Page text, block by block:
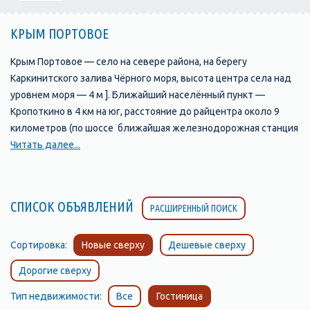
КРЫМ ПОРТОВОЕ
Крым Портовое — село на севере района, на берегу
Каркинитского залива Чёрного моря, высота центра села над
уровнем моря — 4 м ]. Ближайший населённый пункт —
Кропоткино в 4 км на юг, расстояние до райцентра около 9
километров (по шоссе ближайшая железнодорожная станция
— Красноперекопск (на линии Джанкой — Армянск) —
Судя по доступным историческим документам, селение было
зерна на баржах морем в Евпаторию. По Статистическому
справочнику Таврической губернии. Ч.II-я. Статистический
очерк, выпуск пятый Евпаторийский уезд, 1915 год, в
Коджамбакской волости Евпаторийского уезда числилось
Читать далее...
СПИСОК ОБЪЯВЛЕНИЙ РАСШИРЕННЫЙ ПОИСК
Сортировка: Новые сверху Дешевые сверху
Дорогие сверху
Тип недвижимости: Все Гостиница